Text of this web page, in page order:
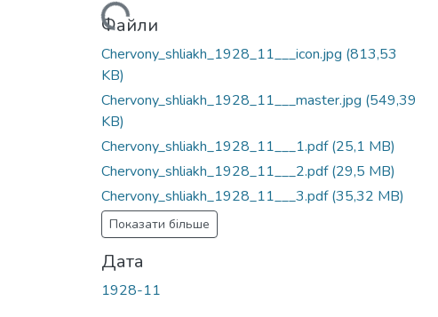
Вантажиться...
Файли
Chervony_shliakh_1928_11___icon.jpg (813,53
KB)
Chervony_shliakh_1928_11___master.jpg (549,39
KB)
Chervony_shliakh_1928_11___1.pdf(25,1 MB)
Chervony_shliakh_1928_11___2.pdf(29,5 MB)
Chervony_shliakh_1928_11___3.pdf(35,32 MB)
Показати більше
Дата
1928-11